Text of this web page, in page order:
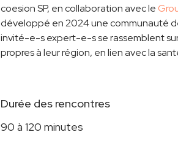
coesion SP, en collaboration avec le
développé en 2024 une communauté
invité-e-s expert-e-s se rassemblent
propres à leur région, en lien avec la
Durée des rencontres
90 à 120 minutes